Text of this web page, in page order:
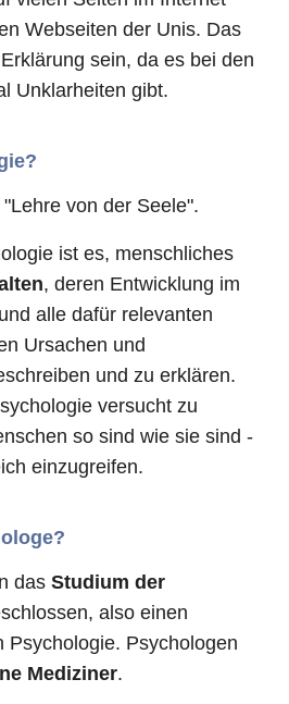
Webseiten der Unis. Das
sein, da es bei den
Unklarheiten gibt.
von der Seele".
ist es, menschliches
, deren Entwicklung im
alle dafür relevanten
Ursachen und
und zu erklären.
versucht zu
so sind wie sie sind -
einzugreifen.
das Studium der
also einen
Psychologie. Psychologen
Mediziner.